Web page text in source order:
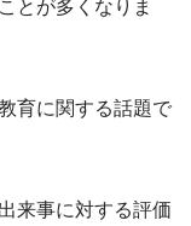
とが多くなりま
育に関する話題で
来事に対する評価